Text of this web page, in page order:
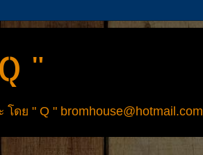
"
ย " Q " bromhouse@hotmail.com